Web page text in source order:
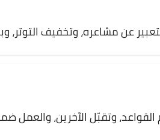
عن مشاعره، وتخفيف التوتر،
وتقبّل الآخرين، والعمل